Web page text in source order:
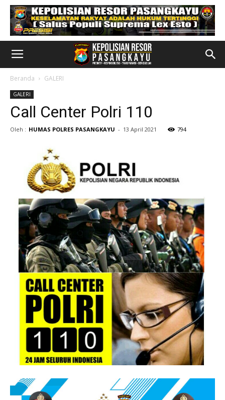
Beranda GALERI
GALERI
Call Center Polri 110
Oleh : HUMAS POLRES PASANGKAYU - 13 April 2021 794